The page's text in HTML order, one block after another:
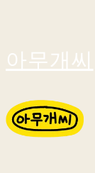
아무개씨